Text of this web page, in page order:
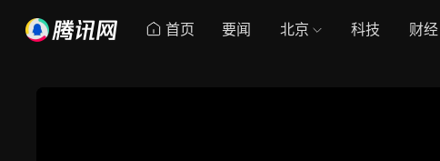
首页 要闻 北京 科技 财经